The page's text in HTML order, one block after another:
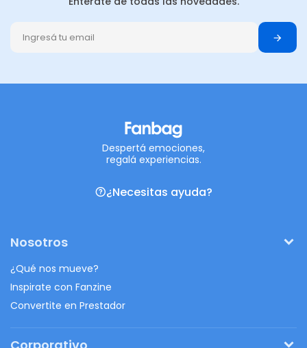
Despertá emociones,
regalá experiencias.
¿Necesitas ayuda?
Nosotros
¿Qué nos mueve?
Inspirate con Fanzine
Convertite en Prestador